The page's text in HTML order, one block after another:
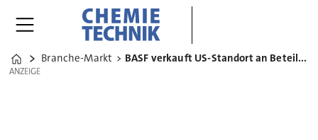
Home
Branche-Markt BASF verkauft US-Standort an Beteiligungsgesellschaft
ANZEIGE
ANZEIGE